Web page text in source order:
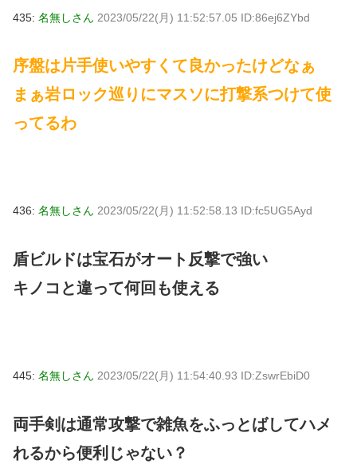
435: 名無しさん 2023/05/22(月) 11:52:57.05 ID:86ej6ZYbd
序盤は片手使いやすくて良かったけどなぁ
まぁ岩ロック巡りにマスソに打撃系つけて使
ってるわ
436: 名無しさん 2023/05/22(月) 11:52:58.13 ID:fc5UG5Ayd
盾ビルドは宝石がオート反撃で強い
キノコと違って何回も使える
445: 名無しさん 2023/05/22(月) 11:54:40.93 ID:ZswrEbiD0
両手剣は通常攻撃で雑魚をふっとばしてハメ
れるから便利じゃない？